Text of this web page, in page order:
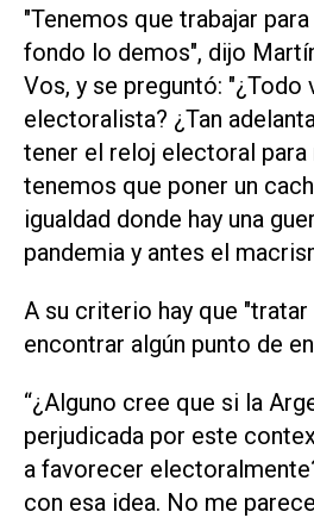
"Tenemos que trabajar
fondo lo demos", dijo
Vos, y se preguntó: "¿Todo
electoralista? ¿Tan
tener el reloj electoral para
tenemos que poner un
igualdad donde hay una
pandemia y antes el
A su criterio hay que
encontrar algún punto de
“¿Alguno cree que si la
perjudicada por este
a favorecer
con esa idea. No me